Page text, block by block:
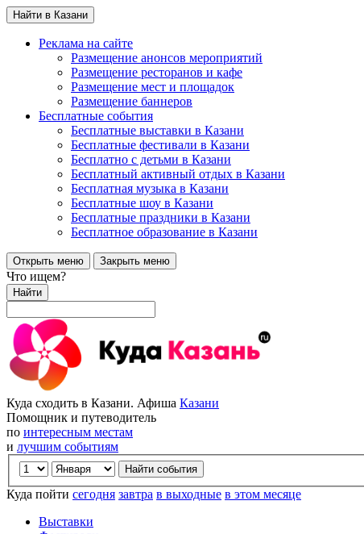
Найти в Казани
Реклама на сайте
Размещение анонсов мероприятий
Размещение ресторанов и кафе
Размещение мест и площадок
Размещение баннеров
Бесплатные события
Бесплатные выставки в Казани
Бесплатные фестивали в Казани
Бесплатно с детьми в Казани
Бесплатный активный отдых в Казани
Бесплатная музыка в Казани
Бесплатные шоу в Казани
Бесплатные праздники в Казани
Бесплатное образование в Казани
Открыть меню Закрыть меню
Что ищем?
Найти
Куда сходить в Казани. Афиша Казани
Помощник и путеводитель
по интересным местам
и лучшим событиям
Куда пойти сегодня завтра в выходные в этом месяце
Выставки